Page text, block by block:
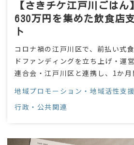
【さきチケ江戸川ごはん
630万円を集めた飲食店
ト
コロナ禍の江戸川区で、前払い式
ドファンディングを立ち上げ・運
連合会・江戸川区と連携し、1か
地域プロモーション・地域活性支援
行政・公共関連